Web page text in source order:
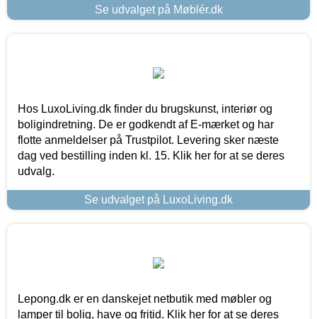
Se udvalget på Møblér.dk
Hos LuxoLiving.dk finder du brugskunst, interiør og
boligindretning. De er godkendt af E-mærket og har
flotte anmeldelser på Trustpilot. Levering sker næste
dag ved bestilling inden kl. 15. Klik her for at se deres
udvalg.
Se udvalget på LuxoLiving.dk
Lepong.dk er en danskejet netbutik med møbler og
lamper til bolig, have og fritid. Klik her for at se deres